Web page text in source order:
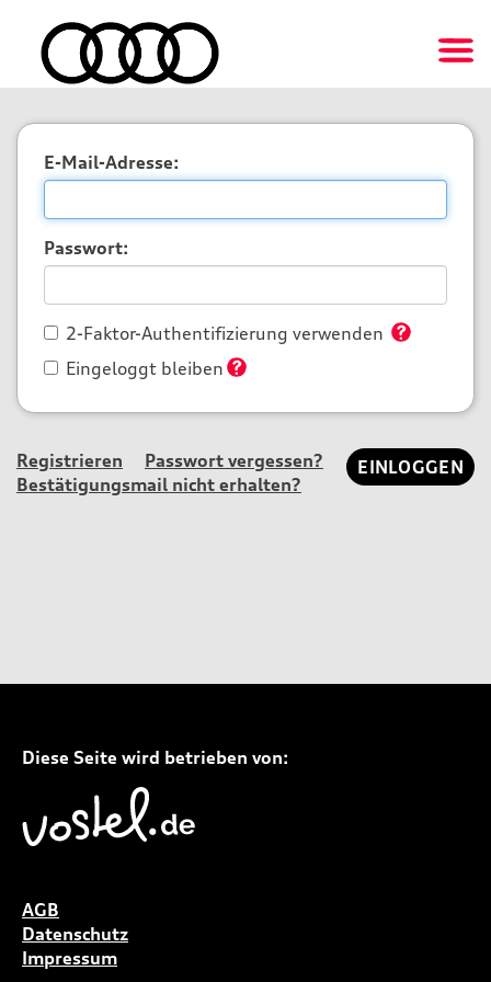
E-Mail-Adresse:
Passwort:
2-Faktor-Authentifizierung verwenden
Eingeloggt bleiben
Registrieren
Passwort vergessen?
Bestätigungsmail nicht erhalten?
Diese Seite wird betrieben von:
AGB
Datenschutz
Impressum